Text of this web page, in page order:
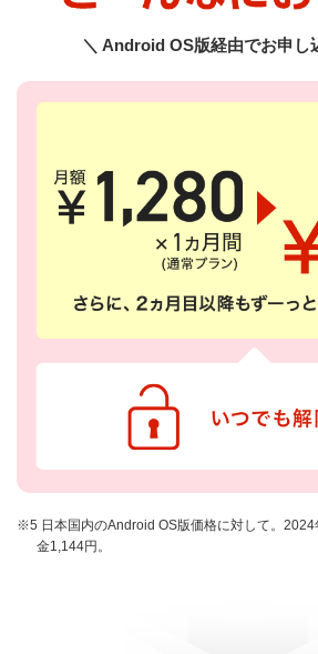
＼ Android OS版経由でお申し
※5 日本国内のAndroid OS版価格に対して。
金1,144円。